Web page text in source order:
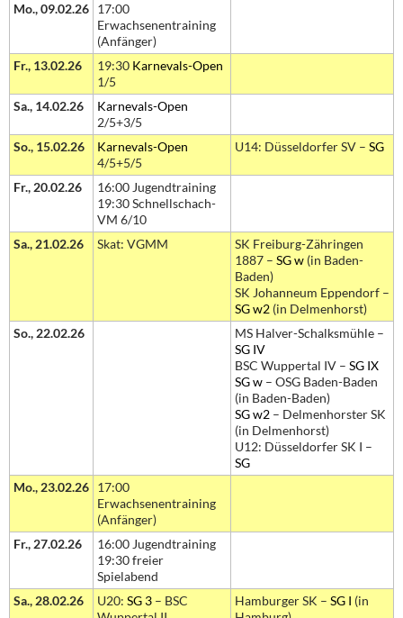
Mo., 09.02.26 17:00
Erwachsenentraining
(Anfänger)
Fr., 13.02.26
19:30 Karnevals-Open
1/5
Sa., 14.02.26
Karnevals-Open
2/5+3/5
So., 15.02.26
Karnevals-Open
4/5+5/5
U14: Düsseldorfer SV – SG
Fr., 20.02.26
16:00 Jugendtraining
19:30 Schnellschach-
VM 6/10
Sa., 21.02.26
Skat: VGMM
SK Freiburg-Zähringen
1887 – SG w (in Baden-
Baden)
SK Johanneum Eppendorf –
SG w2 (in Delmenhorst)
So., 22.02.26
MS Halver-Schalksmühle –
SG IV
BSC Wuppertal IV – SG IX
SG w – OSG Baden-Baden
(in Baden-Baden)
SG w2 – Delmenhorster SK
(in Delmenhorst)
U12: Düsseldorfer SK I –
SG
Mo., 23.02.26 17:00
Erwachsenentraining
(Anfänger)
Fr., 27.02.26
16:00 Jugendtraining
19:30 freier
Spielabend
Sa., 28.02.26
U20: SG 3 – BSC
Hamburger SK – SG I (in